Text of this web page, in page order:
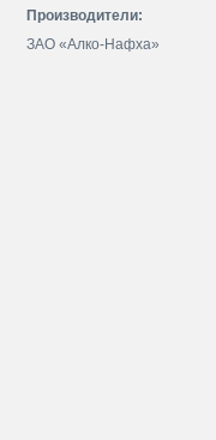
Производители:
ЗАО «Алко-Нафха»